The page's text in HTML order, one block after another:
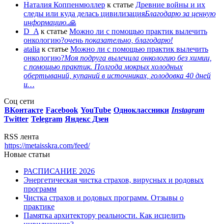
Наталия Коппенмюллер к статье Древние войны и их
следы или куда делась цивилизацияБлагодарю за ценную
информацию.🙏
D_A к статье Можно ли с помощью практик вылечить
онкологию?очень показательно, благодарю!
atalia к статье Можно ли с помощью практик вылечить
онкологию?Моя подруга вылечила онкологию без химии,
с помощью практик. Полгода мокрых холодных
обертываний, купаний в источниках, голодовка 40 дней
и…
Соц сети
ВКонтакте Facebook YouTube Одноклассники Instagram
Twitter Telegram Яндекс Дзен
RSS лента
https://metaisskra.com/feed/
Новые статьи
РАСПИСАНИЕ 2026
Энергетическая чистка страхов, вирусных и родовых
программ
Чистка страхов и родовых программ. Отзывы о
практике
Памятка архитектору реальности. Как исцелить